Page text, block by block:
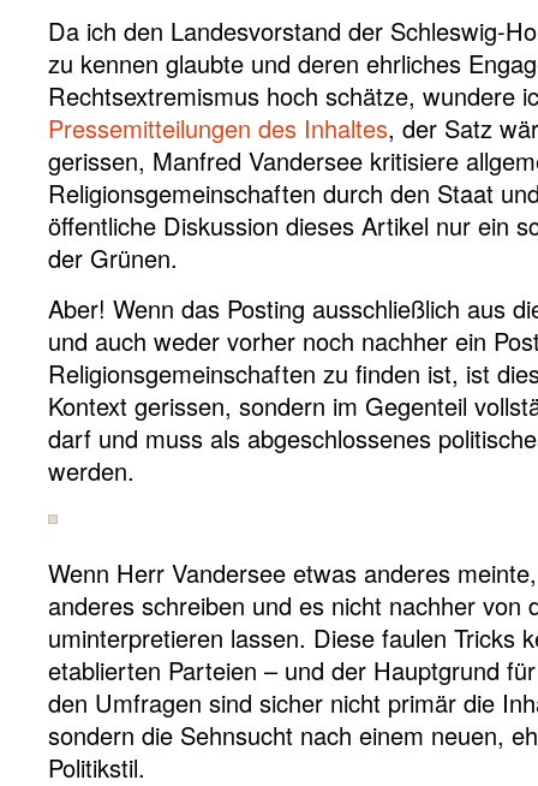
Da ich den Landesvorstand der Schleswig-
zu kennen glaubte und deren ehrliches
Rechtsextremismus hoch schätze, wundere
Pressemitteilungen des Inhaltes, der Satz
gerissen, Manfred Vandersee kritisiere
Religionsgemeinschaften durch den Staat
öffentliche Diskussion dieses Artikel nur ein
der Grünen.
Aber! Wenn das Posting ausschließlich aus
und auch weder vorher noch nachher ein
Religionsgemeinschaften zu finden ist, ist
Kontext gerissen, sondern im Gegenteil
darf und muss als abgeschlossenes
werden.
Wenn Herr Vandersee etwas anderes
anderes schreiben und es nicht nachher von
uminterpretieren lassen. Diese faulen Tricks
etablierten Parteien – und der Hauptgrund
den Umfragen sind sicher nicht primär die
sondern die Sehnsucht nach einem neuen,
Politikstil.